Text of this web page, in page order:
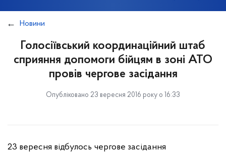
Новини
Голосіївський координаційний штаб
сприяння допомоги бійцям в зоні АТО
провів чергове засідання
Опубліковано 23 вересня 2016 року о 16:33
23 вересня відбулось чергове засідання